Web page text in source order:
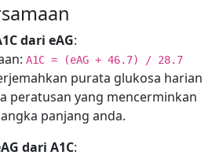
dari eAG:
A1C = (eAG + 46.7) / 28.7
purata glukosa harian
peratusan yang mencerminkan
panjang anda.
dari A1C: